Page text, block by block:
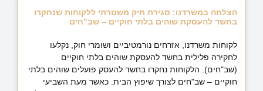
הצלחה במשרדנו: סגירת תיק משטרתי ללקוחות שנחקרו
בחשד להעסקת שוהים בלתי חוקיים – שב"חים
לקוחות משרדנו, אזרחים נורמטיביים ושומרי חוק, נקלעו
לחקירה פלילית בחשד להעסקת שוהים בלתי חוקיים
(שב"חים). הלקוחות נחקרו בחשד להעסק פועלים שוהים בלתי
חוקיים – שב"חים לצורך שיפוץ הבית. כאשר מעת השביעי